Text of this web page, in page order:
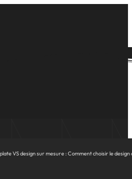
VS design sur mesure : Comment choisir le design